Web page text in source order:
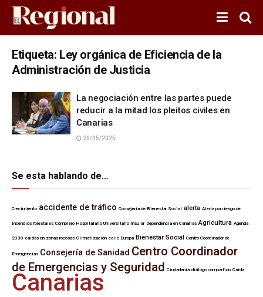
Etiqueta: Ley orgánica de Eficiencia de la
Administración de Justicia
La negociación entre las partes puede
reducir a la mitad los pleitos civiles en
Canarias
20/05/2025
Se esta hablando de…
Crecimiento accidente de tráfico Consejería de Bienestar Social alerta Alerta por riesgo de
incendios forestales Complejo Hospitalario Universitario Insular Dependencia en Canarias Agricultura Agenda
2030 caídas en zonas rocosas Climatización calle Europa Bienestar Social Centro Coordinador de
Emergencias Consejería de Sanidad Centro Coordinador
de Emergencias y Seguridad Ciudadanía diálogo compartido Caída
Canarias